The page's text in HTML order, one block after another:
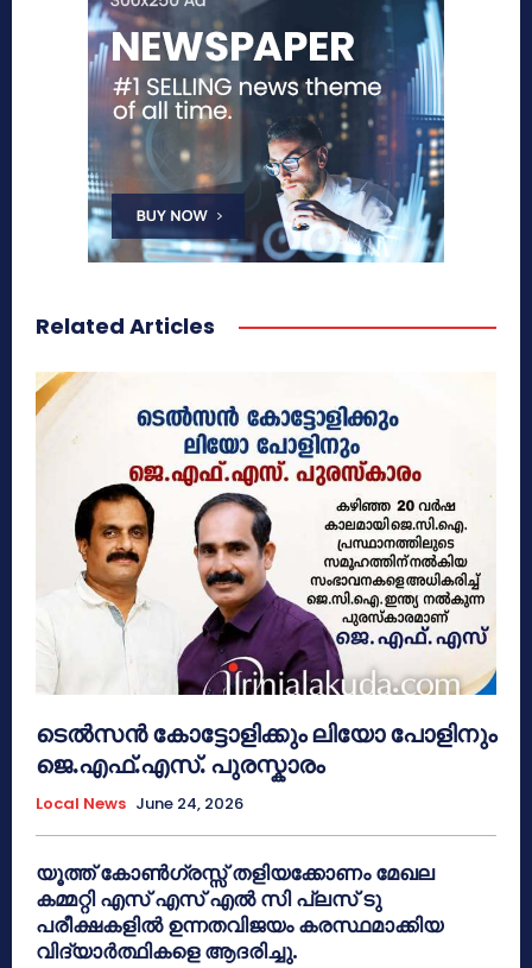
Related Articles
ടെൽസൻ കോട്ടോളിക്കും ലിയോ പോളിനും
ജെ.എഫ്.എസ്. പുരസ്കാരം
Local News June 24, 2026
യൂത്ത് കോൺഗ്രസ്സ് തളിയക്കോണം മേഖല
കമ്മറ്റി എസ് എസ് എൽ സി പ്ലസ് ടു
പരീക്ഷകളിൽ ഉന്നതവിജയം കരസ്ഥമാക്കിയ
വിദ്യാർത്ഥികളെ ആദരിച്ചു.